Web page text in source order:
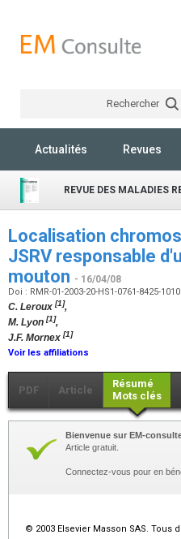
Rechercher
Actualités Revues
REVUE DES MALADIES
Localisation
JSRV responsable
mouton - 16/04/08
Doi : RMR-01-2003-20-HS1-0761-8425-
C. Leroux [1],
M. Lyon [1],
J.F. Mornex [1]
Voir les affiliations
PDF Article
Résumé
Mots clés
Bienvenue sur EM-
Article gratuit.
Connectez-vous pour en
© 2003 Elsevier Masson SAS. Tous